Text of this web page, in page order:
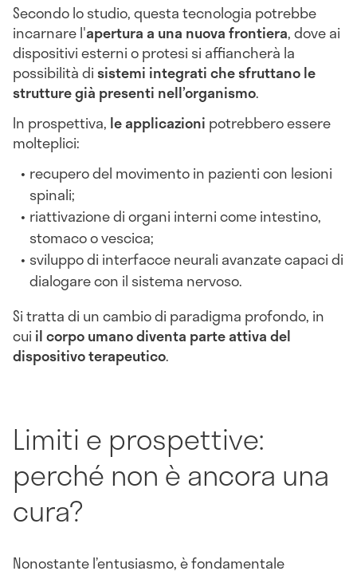
Secondo lo studio, questa tecnologia potrebbe
incarnare l'apertura a una nuova frontiera, dove ai
dispositivi esterni o protesi si affiancherà la
possibilità disistemi integrati che sfruttano le
strutture già presenti nell’organismo.
In prospettiva, le applicazioni potrebbero essere
molteplici:
recupero del movimento in pazienti con lesioni
spinali;
riattivazione di organi interni come intestino,
stomaco o vescica;
sviluppo di interfacce neurali avanzate capaci di
dialogare con il sistema nervoso.
Si tratta di un cambio di paradigma profondo, in
cui il corpo umano diventa parte attiva del
dispositivo terapeutico.
Limiti e prospettive:
perché non è ancora una
cura?
Nonostante l’entusiasmo, è fondamentale